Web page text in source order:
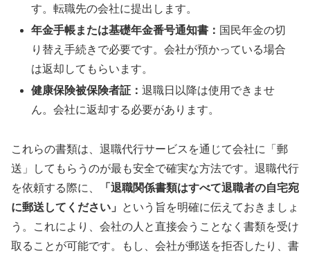
す。転職先の会社に提出します。
年金手帳または基礎年金番号通知書： 国民年金の切
り替え手続きで必要です。会社が預かっている場合
は返却してもらいます。
健康保険被保険者証：退職日以降は使用できませ
ん。会社に返却する必要があります。
これらの書類は、退職代行サービスを通じて会社に「郵
送」してもらうのが最も安全で確実な方法です。退職代行
を依頼する際に、
「退職関係書類はすべて退職者の自宅宛
に郵送してください」
という旨を明確に伝えておきましょ
う。これにより、会社の人と直接会うことなく書類を受け
取ることが可能です。もし、会社が郵送を拒否したり、書